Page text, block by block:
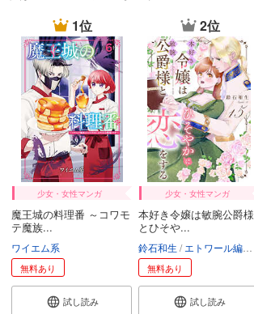
1位
少女・女性マンガ
魔王城の料理番 ～コワモ
テ魔族...
ワイエム系
無料あり
試し読み
2位
少女・女性マンガ
本好き令嬢は敏腕公爵様
とひそや...
鈴石和生 エトワール編集部
無料あり
試し読み